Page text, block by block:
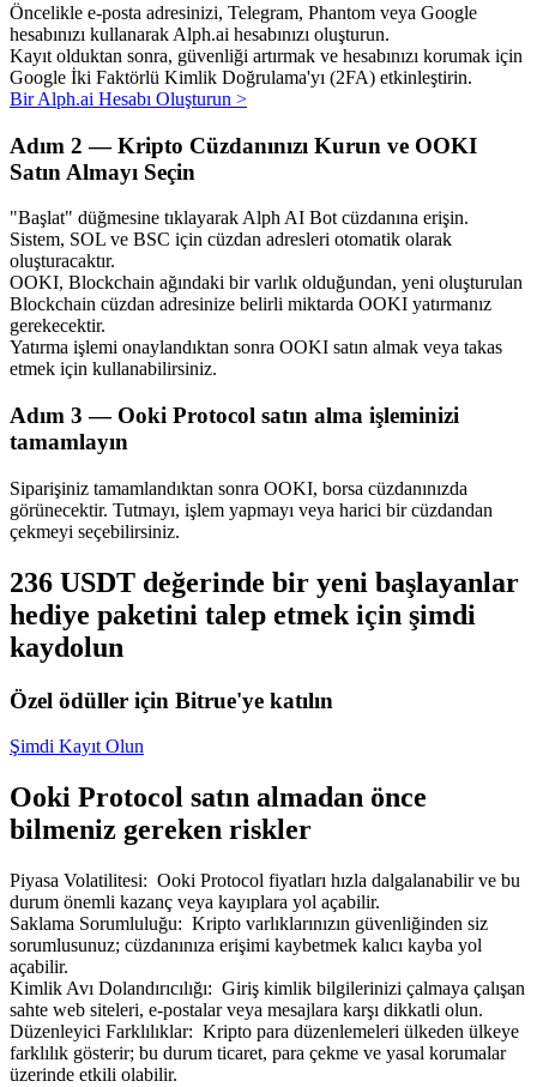
Uzun vadeli kâr ve esnek çıkarlar elde edin
Stake Etmeyi Öğrenin
Pasif gelir kazanma hakkında bilgi edinin
Bitrue
AI
Bitrue Ortakları
Bitrue İş Ortağı
Kullanıcı başına %65'e kadar komisyon!
Yönlendirme
Öncelikle e-posta adresinizi, Telegram, Phantom veya Google
hesabınızı kullanarak Alph.ai hesabınızı oluşturun.
Kayıt olduktan sonra, güvenliği artırmak ve hesabınızı korumak için
Google İki Faktörlü Kimlik Doğrulama'yı (2FA) etkinleştirin.
Bir Alph.ai Hesabı Oluşturun >
Adım 2 — Kripto Cüzdanınızı Kurun ve OOKI
Satın Almayı Seçin
"Başlat" düğmesine tıklayarak Alph AI Bot cüzdanına erişin.
Sistem, SOL ve BSC için cüzdan adresleri otomatik olarak
oluşturacaktır.
OOKI, Blockchain ağındaki bir varlık olduğundan, yeni oluşturulan
Blockchain cüzdan adresinize belirli miktarda OOKI yatırmanız
gerekecektir.
Yatırma işlemi onaylandıktan sonra OOKI satın almak veya takas
etmek için kullanabilirsiniz.
Adım 3 — Ooki Protocol satın alma işleminizi
tamamlayın
Siparişiniz tamamlandıktan sonra OOKI, borsa cüzdanınızda
görünecektir. Tutmayı, işlem yapmayı veya harici bir cüzdandan
çekmeyi seçebilirsiniz.
236 USDT değerinde bir yeni başlayanlar
hediye paketini talep etmek için şimdi
kaydolun
Özel ödüller için Bitrue'ye katılın
Şimdi Kayıt Olun
Ooki Protocol satın almadan önce
bilmeniz gereken riskler
Piyasa Volatilitesi: Ooki Protocol fiyatları hızla dalgalanabilir ve bu
durum önemli kazanç veya kayıplara yol açabilir.
Saklama Sorumluluğu: Kripto varlıklarınızın güvenliğinden siz
sorumlusunuz; cüzdanınıza erişimi kaybetmek kalıcı kayba yol
açabilir.
Kimlik Avı Dolandırıcılığı: Giriş kimlik bilgilerinizi çalmaya çalışan
sahte web siteleri, e-postalar veya mesajlara karşı dikkatli olun.
Düzenleyici Farklılıklar: Kripto para düzenlemeleri ülkeden ülkeye
farklılık gösterir; bu durum ticaret, para çekme ve yasal korumalar
üzerinde etkili olabilir.